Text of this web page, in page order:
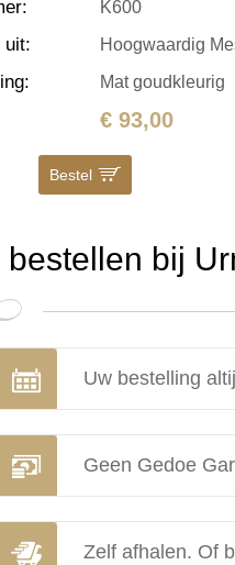
: K600
uit: Hoogwaardig
: Mat goudkleurig
€ 93,00
Bestel
bij
Uw bestelling
Geen Gedoe
Zelf afhalen. Of